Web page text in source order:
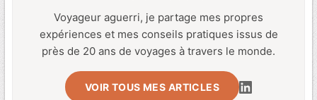
Voyageur aguerri, je partage mes propres
expériences et mes conseils pratiques issus de
près de 20 ans de voyages à travers le monde.
VOIR TOUS MES ARTICLES